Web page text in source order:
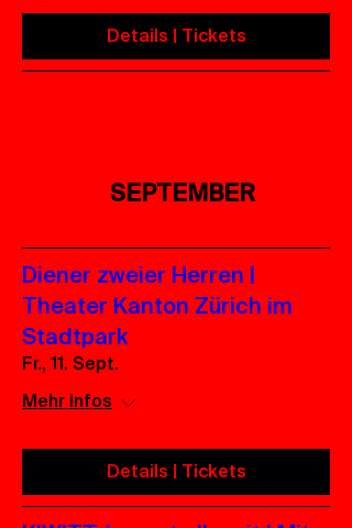
Details | Tickets
SEPTEMBER
Diener zweier Herren |
Theater Kanton Zürich im
Stadtpark
Fr., 11. Sept.
Mehr Infos
Details | Tickets